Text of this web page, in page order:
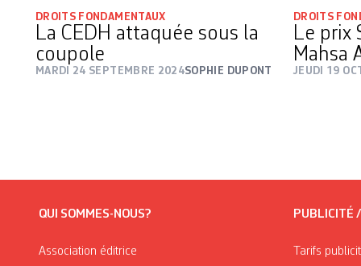
DROITS FONDAMENTAUX
La CEDH attaquée sous la
coupole
MARDI 24 SEPTEMBRE 2024SOPHIE DUPONT
DROITS
Le prix
Mahsa
JEUDI 19
QUI SOMMES-NOUS?
Association éditrice
PUBLICITÉ
Tarifs